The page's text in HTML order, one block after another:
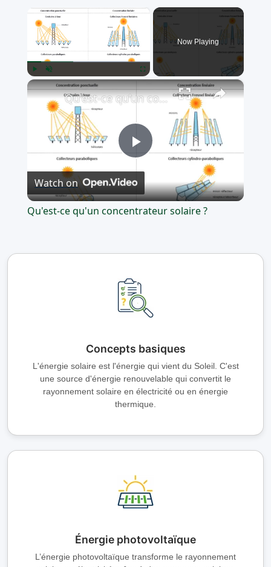
×
Play Unmute Fullscreen
Now Playing
×
Play
Video
Qu'est-ce qu'un concentrateur solaire ?
Watch on
Qu'est-ce qu'un concentrateur solaire ?
Concepts basiques
L'énergie solaire est l'énergie qui vient du Soleil. C'est
une source d'énergie renouvelable qui convertit le
rayonnement solaire en électricité ou en énergie
thermique.
Énergie photovoltaïque
L’énergie photovoltaïque transforme le rayonnement